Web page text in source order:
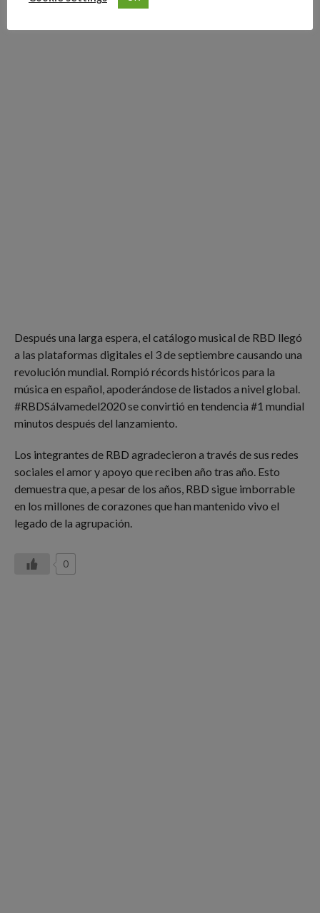
Después una larga espera, el catálogo musical de RBD llegó
a las plataformas digitales el 3 de septiembre causando una
revolución mundial. Rompió récords históricos para la
música en español, apoderándose de listados a nivel global.
#RBDSálvamedel2020 se convirtió en tendencia #1 mundial
minutos después del lanzamiento.
Los integrantes de RBD agradecieron a través de sus redes
sociales el amor y apoyo que reciben año tras año. Esto
demuestra que, a pesar de los años, RBD sigue imborrable
en los millones de corazones que han mantenido vivo el
legado de la agrupación.
0